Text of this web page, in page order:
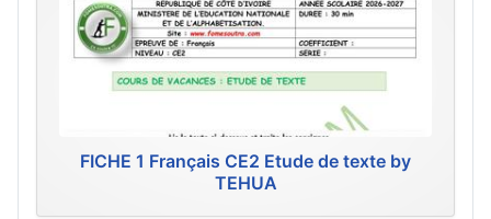
FICHE 1 Français CE2 Etude de texte by
TEHUA